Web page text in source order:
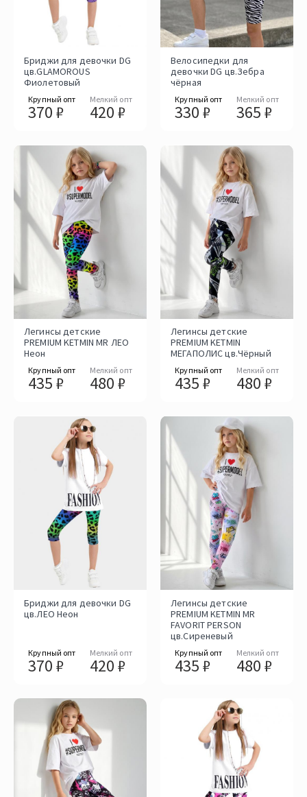
Бриджи для девочки DG
цв.GLAMOROUS
Фиолетовый
Крупный опт
370 ₽
Мелкий опт
420 ₽
Велосипедки для
девочки DG цв.Зебра
чёрная
Крупный опт
330 ₽
Мелкий опт
365 ₽
Легинсы детские
PREMIUM KETMIN MR ЛЕО
Неон
Крупный опт
435 ₽
Мелкий опт
480 ₽
Легинсы детские
PREMIUM KETMIN
МЕГАПОЛИС цв.Чёрный
Крупный опт
435 ₽
Мелкий опт
480 ₽
Бриджи для девочки DG
цв.ЛЕО Неон
Крупный опт
370 ₽
Мелкий опт
420 ₽
Легинсы детские
PREMIUM KETMIN MR
FAVORIT PERSON
цв.Cиреневый
Крупный опт
435 ₽
Мелкий опт
480 ₽